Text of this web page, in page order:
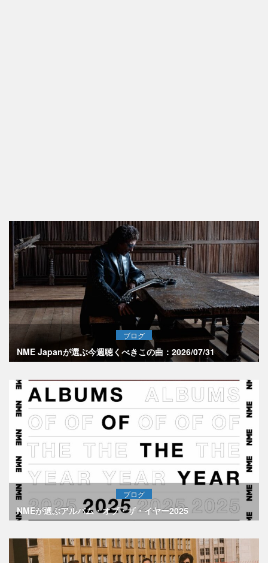
ブログ
NME Japanが選ぶ今週聴くべきこの曲：2026/07/31
ブログ
NMEが選ぶアルバム・オブ・ザ・イヤー2025